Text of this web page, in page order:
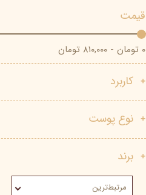
قیمت
۰ تومان - ۸۱۰,۰۰۰ تومان
کاربرد
نوع پوست
برند
مرتبط‌ترین